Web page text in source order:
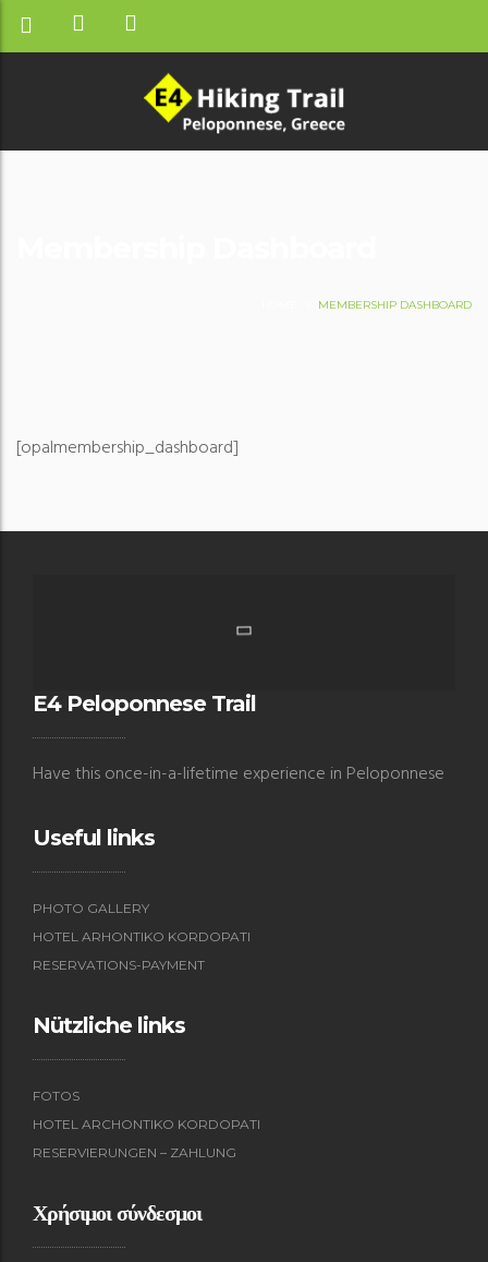
MEMBERSHIP DASHBOARD
[opalmembership_dashboard]
E4 Peloponnese Trail
Have this once-in-a-lifetime experience in Peloponnese
Useful links
PHOTO GALLERY
HOTEL ARHONTIKO KORDOPATI
RESERVATIONS-PAYMENT
Nützliche links
FOTOS
HOTEL ARCHONTIKO KORDOPATI
RESERVIERUNGEN – ZAHLUNG
Χρήσιμοι σύνδεσμοι